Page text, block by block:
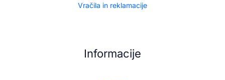
Vračila in reklamacije
Informacije